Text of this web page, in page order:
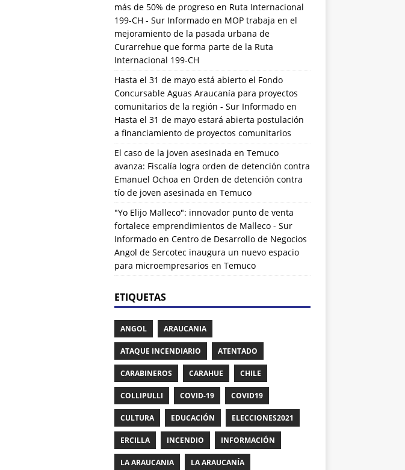
más de 50% de progreso en Ruta Internacional
199-CH - Sur Informadoen MOP trabaja en el
mejoramiento de la pasada urbana de
Curarrehue que forma parte de la Ruta
Internacional 199-CH
Hasta el 31 de mayo está abierto el Fondo
Concursable Aguas Araucanía para proyectos
comunitarios de la región - Sur Informadoen
Hasta el 31 de mayo estará abierta postulación
a financiamiento de proyectos comunitarios
El caso de la joven asesinada en Temuco
avanza: Fiscalía logra orden de detención contra
Emanuel Ochoa en Orden de detención contra
tío de joven asesinada en Temuco
"Yo Elijo Malleco": innovador punto de venta
fortalece emprendimientos de Malleco - Sur
Informadoen Centro de Desarrollo de Negocios
Angol de Sercotec inaugura un nuevo espacio
para microempresarios en Temuco
ETIQUETAS
ANGOL ARAUCANIA
ATAQUE INCENDIARIO ATENTADO
CARABINEROS CARAHUE CHILE
COLLIPULLI COVID-19 COVID19
CULTURA EDUCACIÓN ELECCIONES2021
ERCILLA INCENDIO INFORMACIÓN
LA ARAUCANIA LA ARAUCANÍA